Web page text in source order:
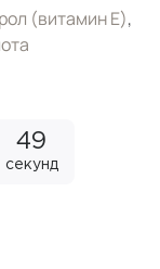
(витамин Е),
49
секунд